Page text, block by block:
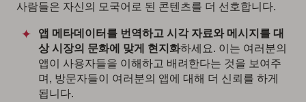
사람들은 자신의 모국어로 된 콘텐츠를 더 선호합니다.
앱 메타데이터를 번역하고 시각 자료와 메시지를 대
상 시장의 문화에 맞게 현지화하세요. 이는 여러분의
앱이 사용자들을 이해하고 배려한다는 것을 보여주
며, 방문자들이 여러분의 앱에 대해 더 신뢰를 하게
됩니다.